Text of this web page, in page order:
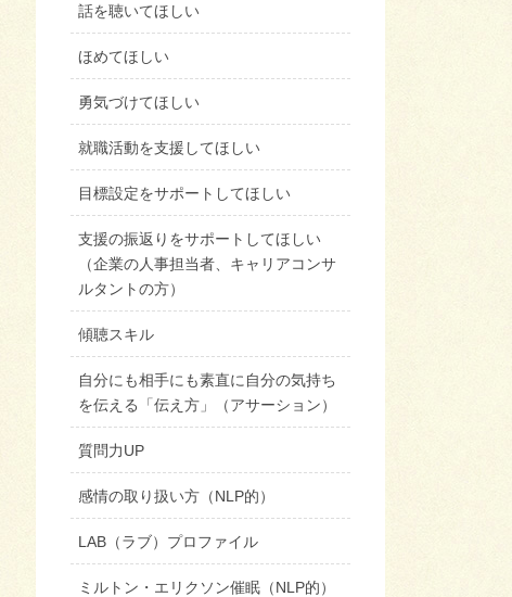
話を聴いてほしい
ほめてほしい
勇気づけてほしい
就職活動を支援してほしい
目標設定をサポートしてほしい
支援の振返りをサポートしてほしい
（企業の人事担当者、キャリアコンサ
ルタントの方）
傾聴スキル
自分にも相手にも素直に自分の気持ち
を伝える「伝え方」（アサーション）
質問力UP
感情の取り扱い方（NLP的）
LAB（ラブ）プロファイル
ミルトン・エリクソン催眠（NLP的）